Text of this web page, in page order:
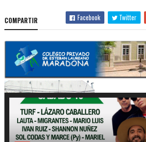
COMPARTIR Facebook Twitter